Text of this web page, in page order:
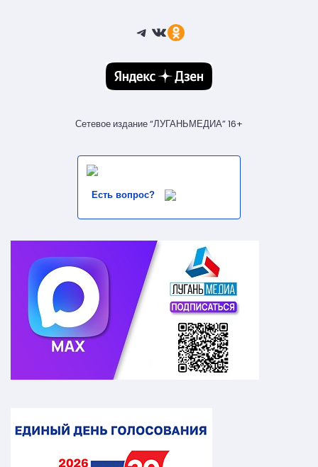
Telegram
ВКонтакте
Ссылка
Сетевое издание “ЛУГАНЬМЕДИА” 16+
Есть вопрос?